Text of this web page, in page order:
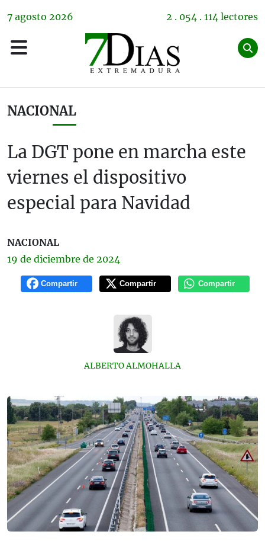
7 agosto 2026 2 . 054 . 114 lectores
NACIONAL
La DGT pone en marcha este
viernes el dispositivo
especial para Navidad
NACIONAL
19 de diciembre de 2024
Compartir Compartir Compartir
ALBERTO ALMOHALLA